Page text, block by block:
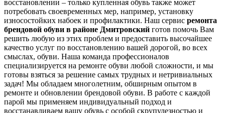
восстановлении – только купленная обувь также может
потребовать своевременных мер, например, установку
износостойких набоек и профилактики. Наш сервис ремонта
брендовой обуви в районе Дмитровский готов помочь Вам
решить любую из этих проблем и предоставить высочайшее
качество услуг по восстановлению вашей дорогой, во всех
смыслах, обуви. Наша команда профессионалов
специализируется на ремонте обуви любой сложности, и мы
готовы взяться за решение самых трудных и нетривиальных
задач! Мы обладаем многолетним, обширным опытом в
ремонте и обновлении брендовой обуви. В работе с каждой
парой мы применяем индивидуальный подход и
восстанавливаем вашу обувь с особой скрупулезностью и